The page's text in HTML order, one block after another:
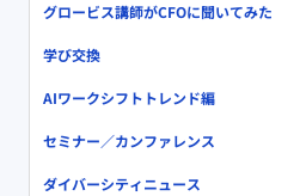
グロービス講師がCFOに聞いてみた
学び交換
AIワークシフトトレンド編
セミナー／カンファレンス
ダイバーシティニュース